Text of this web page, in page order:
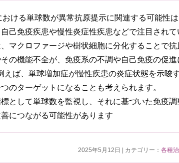
おける単球数が異常抗原提示に関連する可能性
己免疫疾患や慢性炎症性疾患などで注目され
マクロファージや樹状細胞に分化することで
の機能不全が、免疫系の不調や自己免疫の促
えば、単球増加症が慢性疾患の炎症状態を示唆
のターゲットになることも考えられます。
として単球数を監視し、それに基づいた免疫
につながる可能性があります
2025年5月12日 | カテゴリー：各種